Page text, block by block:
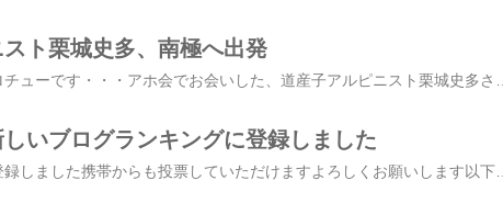
ト栗城史多、南極へ出発
しいブログランキングに登録しました
新しいランキングに登録しました携帯からも投票していただけますよろしくお願いします以下のバナーをクリックしていただくとサイトのトップが表示されます こちらをクリック順位の確認はサイト左側の『総合ランキング』の表示をクリックしていただくと全体のランキングが右側、「カテゴリー」の『スポーツと趣味』の表示をクリックしていただくとカテゴリーランキングをいただけます ランキング登録は、３サイト目です上位にランキングされることで、スポーツは文化を一人でも多くの方に伝えたいご協力をよろしくお願いします総合ランキングは、登録34734件中なんと 22580位趣味とスポーツランキングは、登録3808件中2740位からのスタートですすごい数字です顔晴って、あがるぞ みなさま、よろしくお願いします